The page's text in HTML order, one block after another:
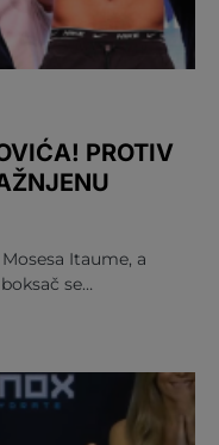
PROTIV
Itaume, a
se…